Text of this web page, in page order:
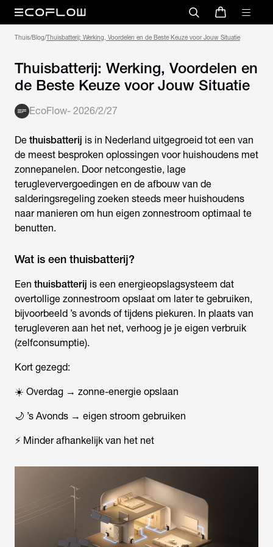
Thuis/Blog/Thuisbatterij: Werking, Voordelen en de Beste Keuze voor Jouw Situatie
Thuisbatterij: Werking, Voordelen en
de Beste Keuze voor Jouw Situatie
EcoFlow- 2026/2/27
De thuisbatterij is in Nederland uitgegroeid tot een van
de meest besproken oplossingen voor huishoudens met
zonnepanelen. Door netcongestie, lage
terugleververgoedingen en de afbouw van de
salderingsregeling zoeken steeds meer huishoudens
naar manieren om hun eigen zonnestroom optimaal te
benutten.
Wat is een thuisbatterij?
Een thuisbatterij is een energieopslagsysteem dat
overtollige zonnestroom opslaat om later te gebruiken,
bijvoorbeeld ’s avonds of tijdens piekuren. In plaats van
terugleveren aan het net, verhoog je je eigen verbruik
(zelfconsumptie).
Kort gezegd:
☀️ Overdag → zonne-energie opslaan
🌙 ’s Avonds → eigen stroom gebruiken
⚡ Minder afhankelijk van het net